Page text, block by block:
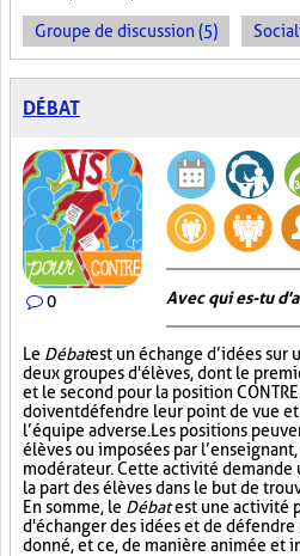
Groupe de discussion (5)
DÉBAT
0 Avec qui es-tu
Le Débatest un échange d’idées sur
deux groupes d'élèves, dont le
et le second pour la position
doivent défendre leur point de vue
l’équipe adverse. Les positions
élèves ou imposées par
modérateur. Cette activité demande
la part des élèves dans le but de
En somme, le Débatest une activité
d'échanger des idées et de
donné, et ce, de manière animée et